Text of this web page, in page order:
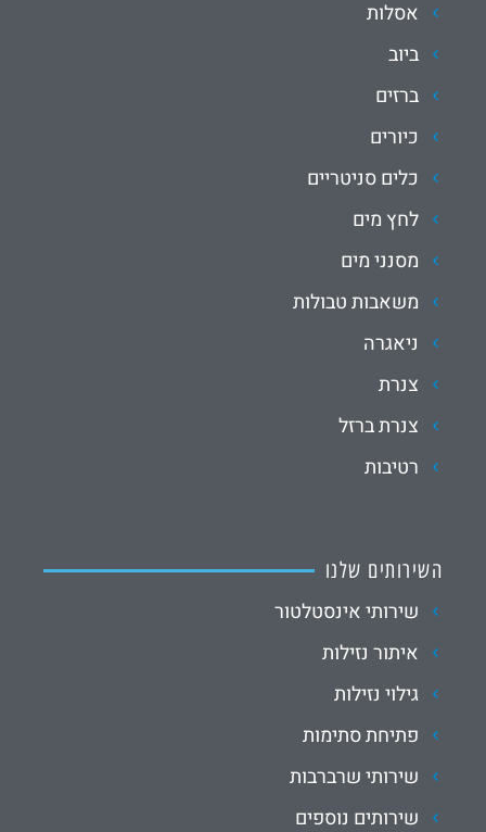
אסלות
ביוב
ברזים
כיורים
כלים סניטריים
לחץ מים
מסנני מים
משאבות טבולות
ניאגרה
צנרת
צנרת ברזל
רטיבות
השירותים שלנו
שירותי אינסטלטור
איתור נזילות
גילוי נזילות
פתיחת סתימות
שירותי שרברבות
שירותים נוספים